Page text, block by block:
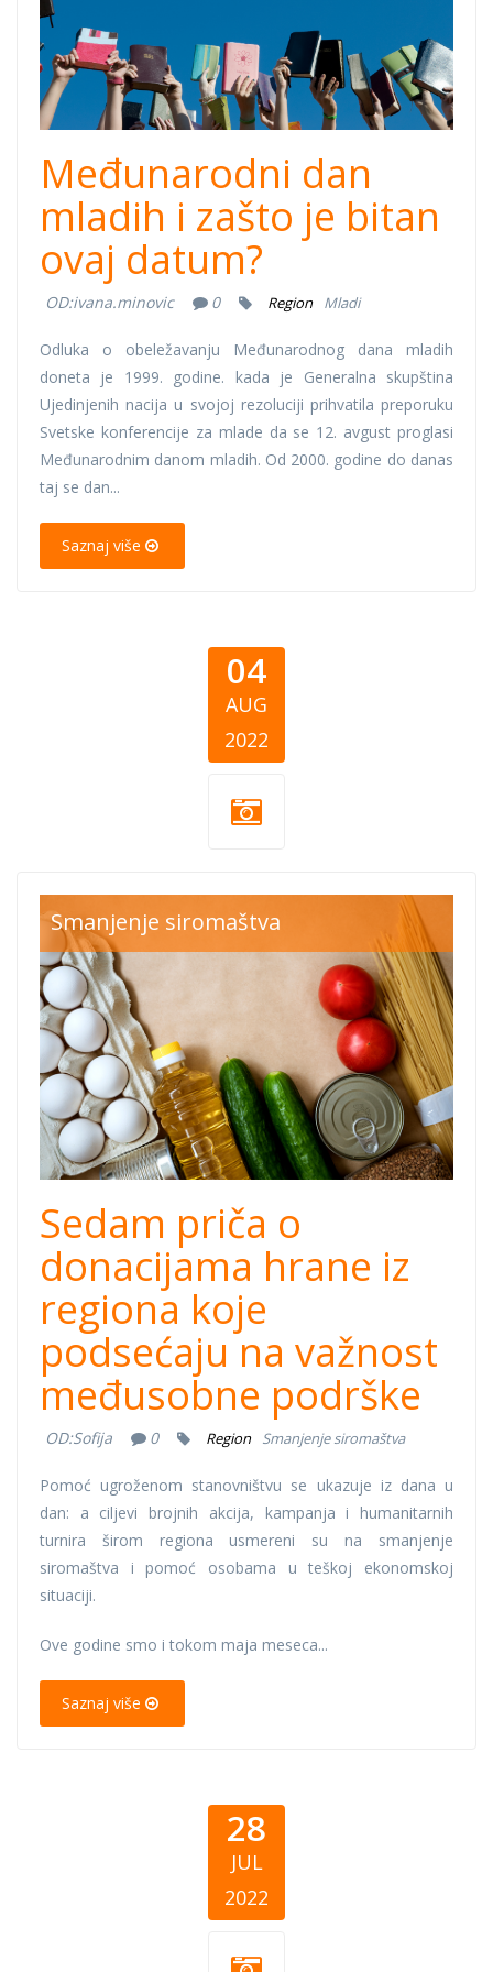
Međunarodni dan
mladih i zašto je bitan
ovaj datum?
OD:ivana.minovic 0 Region Mladi
Odluka o obeležavanju Međunarodnog dana mladih
doneta je 1999. godine. kada je Generalna skupština
Ujedinjenih nacija u svojoj rezoluciji prihvatila preporuku
Svetske konferencije za mlade da se 12. avgust proglasi
Međunarodnim danom mladih. Od 2000. godine do danas
taj se dan...
Saznaj više
04
AUG
2022
Donacije-hrane-
1.jpg
Smanjenje siromaštva
Sedam priča o
donacijama hrane iz
regiona koje
podsećaju na važnost
međusobne podrške
OD:Sofija 0 Region Smanjenje siromaštva
Pomoć ugroženom stanovništvu se ukazuje iz dana u
dan: a ciljevi brojnih akcija, kampanja i humanitarnih
turnira širom regiona usmereni su na smanjenje
siromaštva i pomoć osobama u teškoj ekonomskoj
situaciji.
Ove godine smo i tokom maja meseca...
Saznaj više
28
JUL
2022